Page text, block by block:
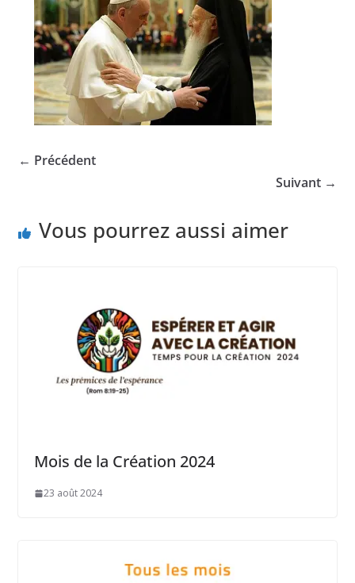
← Précédent
Suivant →
Vous pourrez aussi aimer
Mois de la Création 2024
23 août 2024